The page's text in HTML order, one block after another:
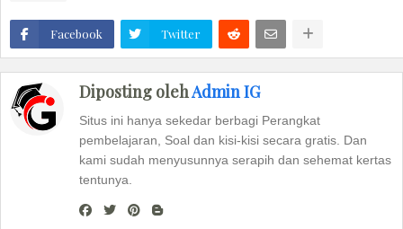
Facebook Twitter
Diposting olehAdmin IG
Situs ini hanya sekedar berbagi Perangkat
pembelajaran, Soal dan kisi-kisi secara gratis. Dan
kami sudah menyusunnya serapih dan sehemat kertas
tentunya.